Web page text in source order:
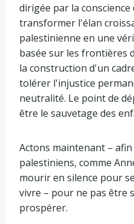
dirigée par la
transformer l'élan
palestinienne en une
basée sur les frontières
la construction d'un
tolérer l'injustice
neutralité. Le point de
être le sauvetage des
Actons maintenant –
palestiniens, comme
mourir en silence pour
vivre – pour ne pas être
prospérer.